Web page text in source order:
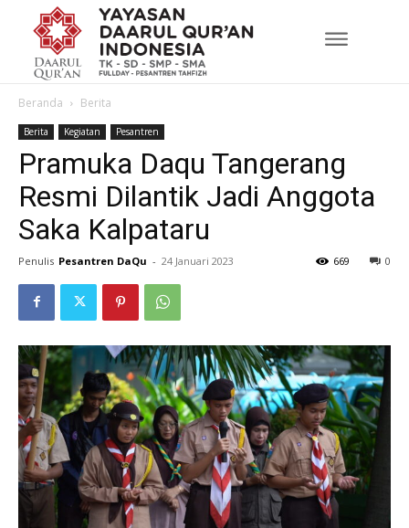
Beranda Berita
Berita Kegiatan Pesantren
Pramuka Daqu Tangerang
Resmi Dilantik Jadi Anggota
Saka Kalpataru
Penulis Pesantren DaQu - 24 Januari 2023 0
669